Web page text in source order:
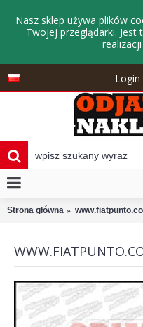
Nasz sklep używa plików
Twojej przeglądarki. Jest
Login
Strona główna